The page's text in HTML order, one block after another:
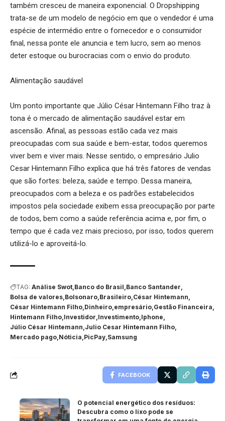
também cresceu de maneira exponencial. O Dropshipping
trata-se de um modelo de negócio em que o vendedor é uma
espécie de intermédio entre o fornecedor e o consumidor
final, nessa ponte ele anuncia e tem lucro, sem ao menos
deter estoque ou burocracias com o envio do produto.
Alimentação saudável
Um ponto importante que Júlio César Hintemann Filho traz à
tona é o mercado de alimentação saudável estar em
ascensão. Afinal, as pessoas estão cada vez mais
preocupadas com sua saúde e bem-estar, todos queremos
viver bem e viver mais. Nesse sentido, o empresário Julio
Cesar Hintemann Filho explica que há três fatores de vendas
que são fortes: beleza, saúde e tempo. Dessa maneira,
preocupados com a beleza e os padrões estabelecidos
impostos pela sociedade exibem essa preocupação por parte
de todos, bem como a saúde referência acima e, por fim, o
tempo que é cada vez mais precioso, por isso, todos querem
utilizá-lo e aproveitá-lo.
TAG: Análise Swot Banco do Brasil Banco Santander
Bolsa de valores Bolsonaro Brasileiro César Hintemann
César Hintemann Filho Dinheiro empresário Gestão Financeira
Hintemann Filho Investidor Investimento Iphone
Júlio César Hintemann Julio Cesar Hintemann Filho
Mercado pago Nóticia PicPay Samsung
FACEBOOK
O potencial energético dos resíduos:
Descubra como o lixo pode se